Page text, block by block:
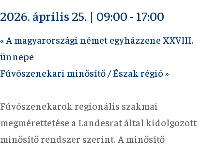
2026. április 25. | 09:00 - 17:00
« A magyarországi német egyházzene XXVIII.
ünnepe
Fúvószenekari minősítő / Észak régió »
Fúvószenekarok regionális szakmai
megmérettetése a Landesrat által kidolgozott
minősítő rendszer szerint. A minősítő